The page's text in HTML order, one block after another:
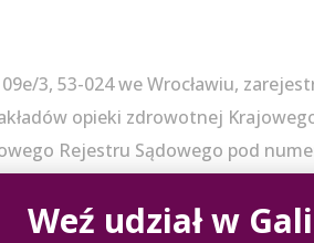
3, 53-024 we Wrocławiu,
opieki zdrowotnej
Rejestru Sądowego pod
Weź udział w